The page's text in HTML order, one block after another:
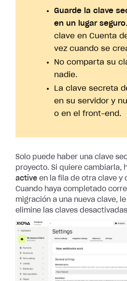
Guarde la clave
en un lugar seguro
clave en Cuenta
vez cuando se
No comparta su
nadie.
La clave secreta
en su servidor y
o en el front-end.
Solo puede haber una clave
proyecto. Si quiere cambiarla,
active en la fila de otra clave y
Cuando haya completado
migración a una nueva clave, le
elimine las claves